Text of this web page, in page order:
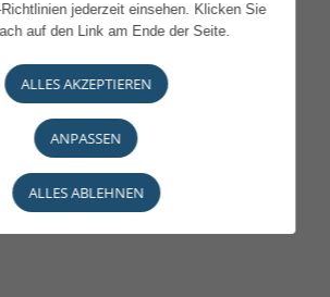
jederzeit einsehen. Klicken Sie
auf den Link am Ende der Seite.
ALLES AKZEPTIEREN
ANPASSEN
ALLES ABLEHNEN